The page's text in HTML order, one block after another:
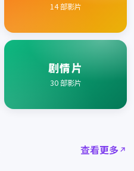
14部影片
剧情片
30部影片
查看更多